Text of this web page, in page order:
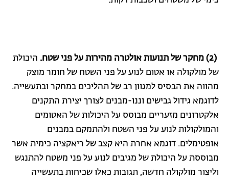
(2) מחקר של תנועות אולטרה מהירות על פני שטח.
היכולת
של מולקולה או אטום לנוע על פני השטח של חומר מוצק
מהווה את הבסיס למגוון רב של תהליכים במחקר ובתעשייה.
לדוגמא גידול גבישים וננו-מבנים לצורך יצירת התקנים
אלקטרונים מזעריים מבוסס על היכולות של האטומים
והמולקולות לנוע על פני השטח ולהתמקם במבנים
אופטימלים. דוגמא אחרת היא קצב של ריאקציה כימית אשר
מבוססת על היכולת של מגיבים לנוע על פני משטח להתנגש
וליצור מולקולה חדשה, תגובות כאלו שכיחות בתעשייה